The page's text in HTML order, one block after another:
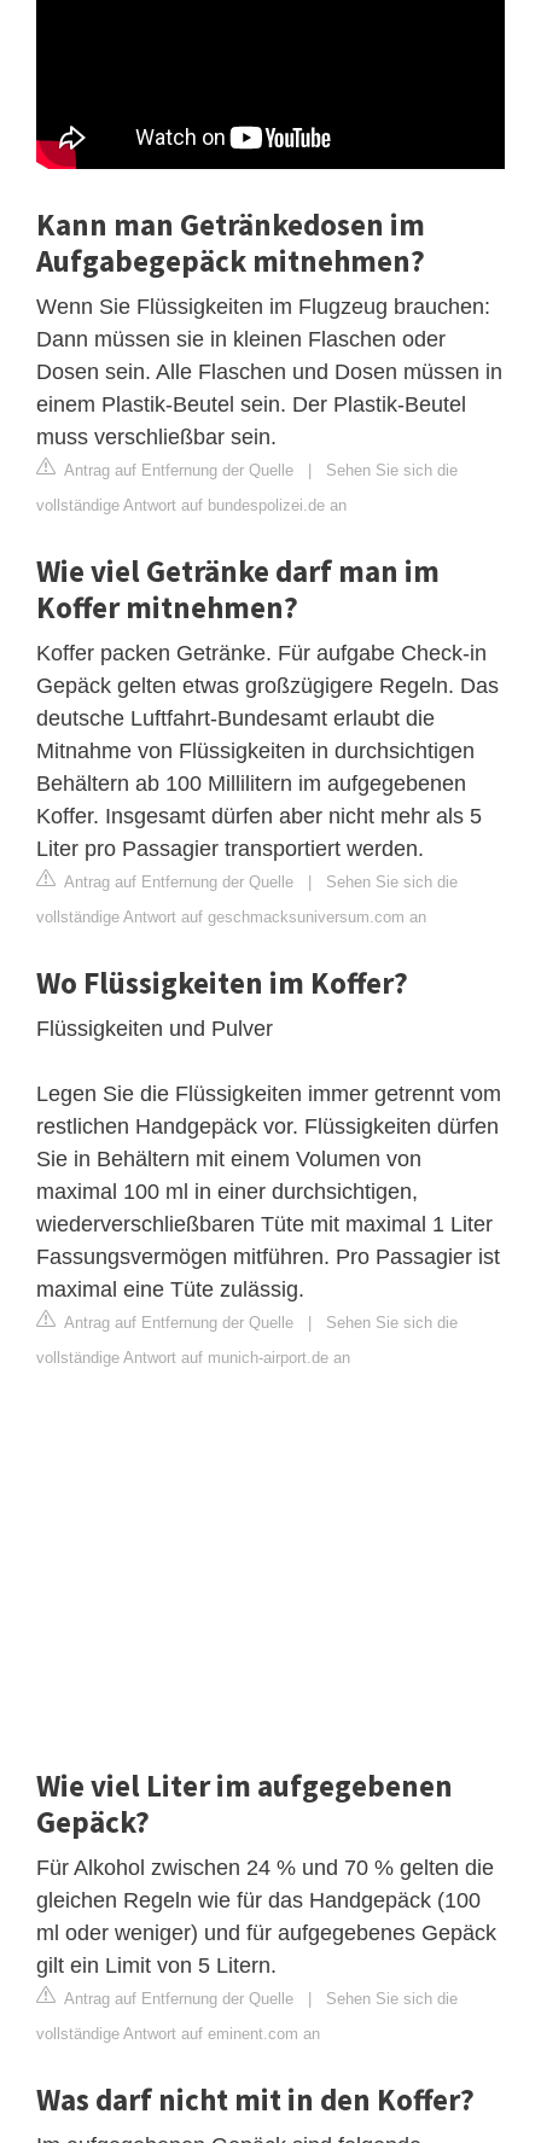
Kann man Getränkedosen im
Aufgabegepäck mitnehmen?
Wenn Sie Flüssigkeiten im Flugzeug brauchen:
Dann müssen sie in kleinen Flaschen oder
Dosen sein. Alle Flaschen und Dosen müssen in
einem Plastik-Beutel sein. Der Plastik-Beutel
muss verschließbar sein.
Antrag auf Entfernung der Quelle | Sehen Sie sich die
vollständige Antwort auf bundespolizei.de an
Wie viel Getränke darf man im
Koffer mitnehmen?
Koffer packen Getränke. Für aufgabe Check-in
Gepäck gelten etwas großzügigere Regeln. Das
deutsche Luftfahrt-Bundesamt erlaubt die
Mitnahme von Flüssigkeiten in durchsichtigen
Behältern ab 100 Millilitern im aufgegebenen
Koffer. Insgesamt dürfen aber nicht mehr als 5
Liter pro Passagier transportiert werden.
Antrag auf Entfernung der Quelle | Sehen Sie sich die
vollständige Antwort auf geschmacksuniversum.com an
Wo Flüssigkeiten im Koffer?
Flüssigkeiten und Pulver
Legen Sie die Flüssigkeiten immer getrennt vom
restlichen Handgepäck vor. Flüssigkeiten dürfen
Sie in Behältern mit einem Volumen von
maximal 100 ml in einer durchsichtigen,
wiederverschließbaren Tüte mit maximal 1 Liter
Fassungsvermögen mitführen. Pro Passagier ist
maximal eine Tüte zulässig.
Antrag auf Entfernung der Quelle | Sehen Sie sich die
vollständige Antwort auf munich-airport.de an
Wie viel Liter im aufgegebenen
Gepäck?
Für Alkohol zwischen 24 % und 70 % gelten die
gleichen Regeln wie für das Handgepäck (100
ml oder weniger) und für aufgegebenes Gepäck
gilt ein Limit von 5 Litern.
Antrag auf Entfernung der Quelle | Sehen Sie sich die
vollständige Antwort auf eminent.com an
Was darf nicht mit in den Koffer?